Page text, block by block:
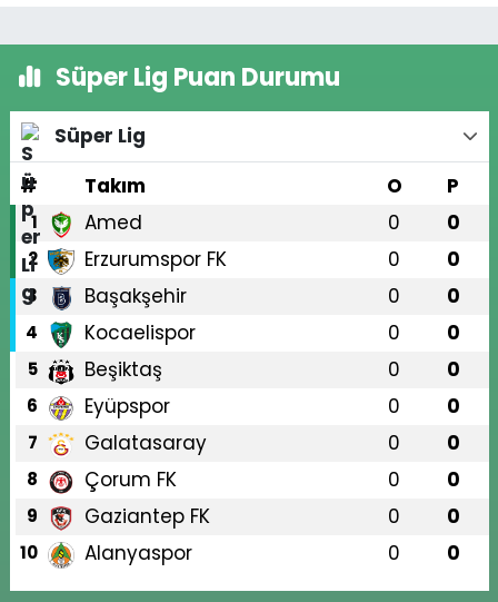
Süper Lig Puan Durumu
Süper Lig
#
Takım O P
1 Amed 0 0
2 Erzurumspor FK 0 0
3 Başakşehir 0 0
4 Kocaelispor 0 0
5 Beşiktaş 0 0
6 Eyüpspor 0 0
7 Galatasaray 0 0
8 Çorum FK 0 0
9 Gaziantep FK 0 0
10 Alanyaspor 0 0